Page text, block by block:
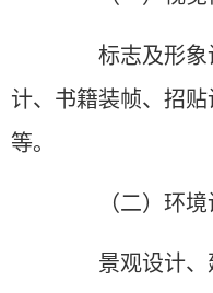
标志及形象
计、书籍装帧、招
等。
（二）环境
景观设计、